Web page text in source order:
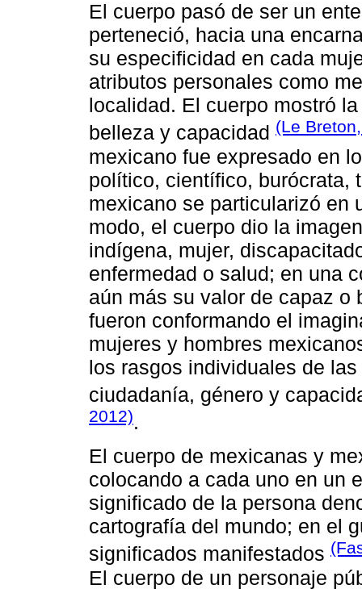
El cuerpo pasó de ser un
perteneció, hacia una
su especificidad en cada
atributos personales como
localidad. El cuerpo mostró
belleza y capacidad (Le
mexicano fue expresado en
político, científico, burócrata,
mexicano se particularizó en
modo, el cuerpo dio la
indígena, mujer,
enfermedad o salud; en una
aún más su valor de capaz o
fueron conformando el
mujeres y hombres
los rasgos individuales de
ciudadanía, género y
2012).
El cuerpo de mexicanas y
colocando a cada uno en un
significado de la persona
cartografía del mundo; en el
significados manifestados
El cuerpo de un personaje